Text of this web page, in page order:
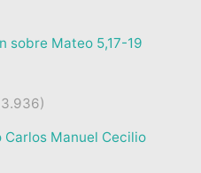
sobre Mateo 5,17-19
Carlos Manuel Cecilio